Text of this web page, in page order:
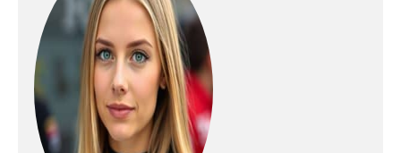
de l’équipe Résistant à
l'eau et au vent
Fermeture éclair sur le
devant Coupe droite
Composition : 100 %
polyester